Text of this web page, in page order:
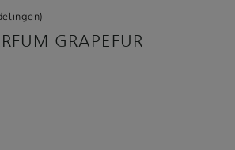
GRAPEFUR